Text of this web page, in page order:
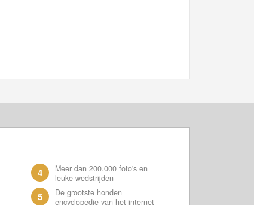
4
Meer dan 200.000 foto's en
leuke wedstrijden
5
De grootste honden
encyclopedie van het internet